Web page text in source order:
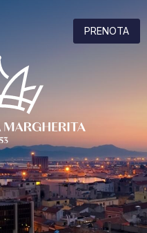
PRENOTA